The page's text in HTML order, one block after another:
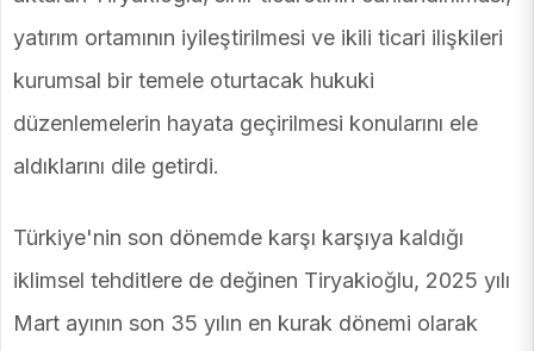
yatırım ortamının iyileştirilmesi ve ikili ticari ilişkileri
kurumsal bir temele oturtacak hukuki
düzenlemelerin hayata geçirilmesi konularını ele
aldıklarını dile getirdi.
Türkiye'nin son dönemde karşı karşıya kaldığı
iklimsel tehditlere de değinen Tiryakioğlu, 2025 yılı
Mart ayının son 35 yılın en kurak dönemi olarak